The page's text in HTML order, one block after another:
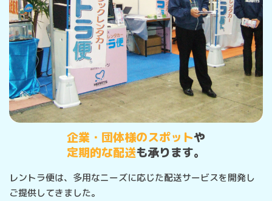
企業・団体様のスポットや
定期的な配送も承ります。
レントラ便は、多用なニーズに応じた配送サービスを開発し
ご提供してきました。